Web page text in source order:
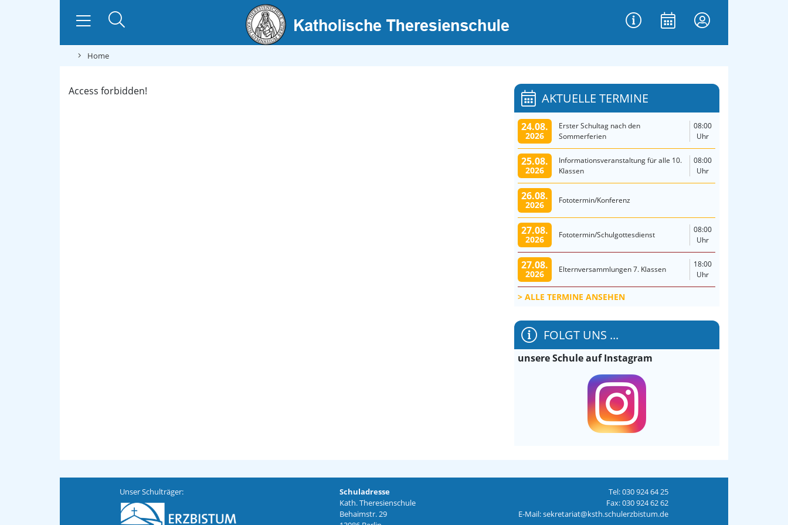
Home
Access forbidden! AKTUELLE TERMINE
24.08.
2026
Erster Schultag nach den
Sommerferien
08:00
Uhr
25.08.
2026
Informationsveranstaltung für alle 10.
Klassen
08:00
Uhr
26.08.
2026 Fototermin/Konferenz
27.08.
2026 Fototermin/Schulgottesdienst
08:00
Uhr
27.08.
2026 Elternversammlungen 7. Klassen
18:00
Uhr
ALLE TERMINE ANSEHEN
FOLGT UNS ...
unsere Schule auf Instagram
Unser Schulträger:
Schuladresse
Kath. Theresienschule
Behaimstr. 29
Tel: 030 924 64 25
Fax: 030 924 62 62
E-Mail: sekretariat@ksth.schulerzbistum.de